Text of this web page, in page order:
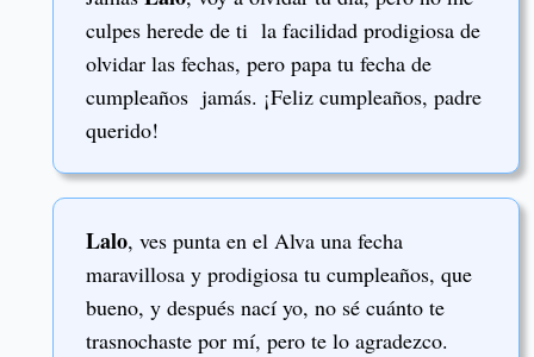
culpes herede de ti la facilidad prodigiosa de
olvidar las fechas, pero papa tu fecha de
cumpleaños jamás. ¡Feliz cumpleaños, padre
querido!
Lalo, ves punta en el Alva una fecha
maravillosa y prodigiosa tu cumpleaños, que
bueno, y después nací yo, no sé cuánto te
trasnochaste por mí, pero te lo agradezco.